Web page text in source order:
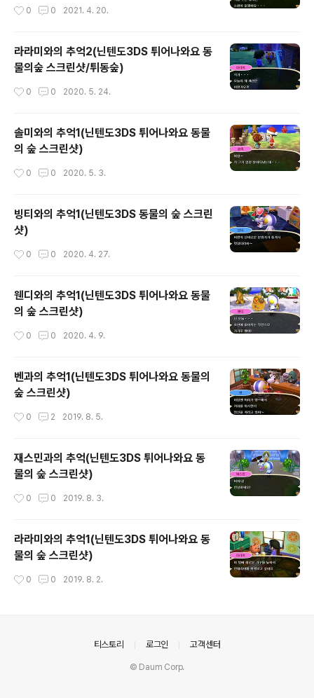
0 0 2021. 4. 20.
라라미와의 추억2(닌텐도3DS 튀어나와요 동
물의숲 스크린샷/튀동숲)
0 0 2020. 5. 24.
솔미와의 추억1(닌텐도3DS 튀어나와요 동물
의 숲 스크린샷)
0 0 2020. 5. 3.
빙티와의 추억1(닌텐도3DS 동물의 숲 스크린
샷)
0 0 2020. 4. 27.
웬디와의 추억1(닌텐도3DS 튀어나와요 동물
의 숲 스크린샷)
0 0 2020. 4. 9.
벤과의 추억1(닌텐도3DS 튀어나와요 동물의
숲 스크린샷)
0 2 2019. 8. 5.
재스민과의 추억(닌텐도3DS 튀어나와요 동
물의 숲 스크린샷)
0 0 2019. 8. 3.
라라미와의 추억1(닌텐도3DS 튀어나와요 동
물의 숲 스크린샷)
0 0 2019. 8. 2.
티스토리 로그인 고객센터
© Daum Corp.